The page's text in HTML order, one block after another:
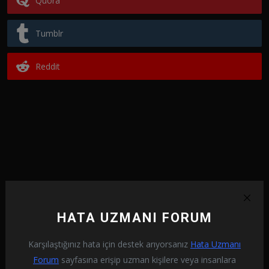
HATA UZMANI FORUM
Karşılaştığınız hata için destek arıyorsanız Hata Uzmanı
Forum sayfasına erişip uzman kişilere veya insanlara
Tumblr
Reddit